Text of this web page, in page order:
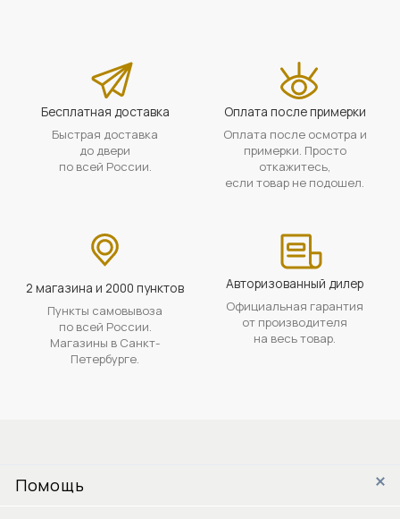
Бесплатная доставка
Быстрая доставка
до двери
по всей России.
Оплата после примерки
Оплата после осмотра и
примерки. Просто
откажитесь,
если товар не подошел.
2 магазина и 2000 пунктов
Пункты самовывоза
по всей России.
Магазины в Санкт-
Петербурге.
Авторизованный дилер
Официальная гарантия
от производителя
на весь товар.
Помощь